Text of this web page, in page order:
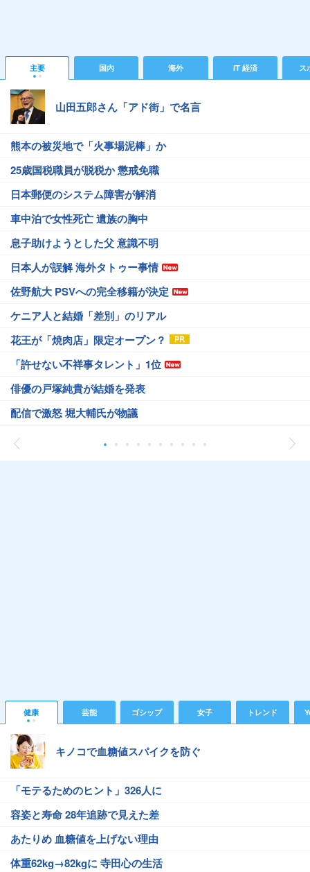
主要 国内 海外 IT 経済 ス
山田五郎さん「アド街」で名言
熊本の被災地で「火事場泥棒」か
25歳国税職員が脱税か 懲戒免職
日本郵便のシステム障害が解消
車中泊で女性死亡 遺族の胸中
息子助けようとした父 意識不明
日本人が誤解 海外タトゥー事情
佐野航大 PSVへの完全移籍が決定
ケニア人と結婚「差別」のリアル
花王が「焼肉店」限定オープン？
「許せない不祥事タレント」1位
俳優の戸塚純貴が結婚を発表
配信で激怒 堀大輔氏が物議
健康 芸能 ゴシップ 女子 トレンド
キノコで血糖値スパイクを防ぐ
「モテるためのヒント」326人に
容姿と寿命 28年追跡で見えた差
あたりめ 血糖値を上げない理由
体重62kg→82kgに 寺田心の生活